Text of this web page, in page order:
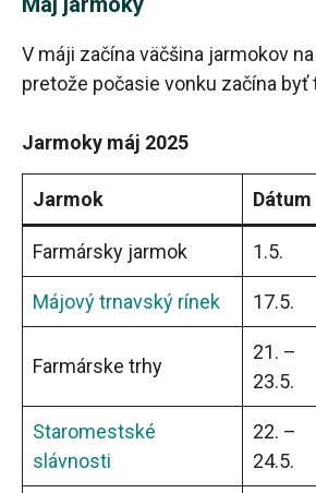
V máji začína väčšina jarmokov
pretože počasie vonku začína byť
Jarmoky máj 2025
Jarmok Dátum
Farmársky jarmok 1.5.
Májový trnavský rínek 17.5.
Farmárske trhy
21. –
23.5.
Staromestské
slávnosti
22. –
24.5.